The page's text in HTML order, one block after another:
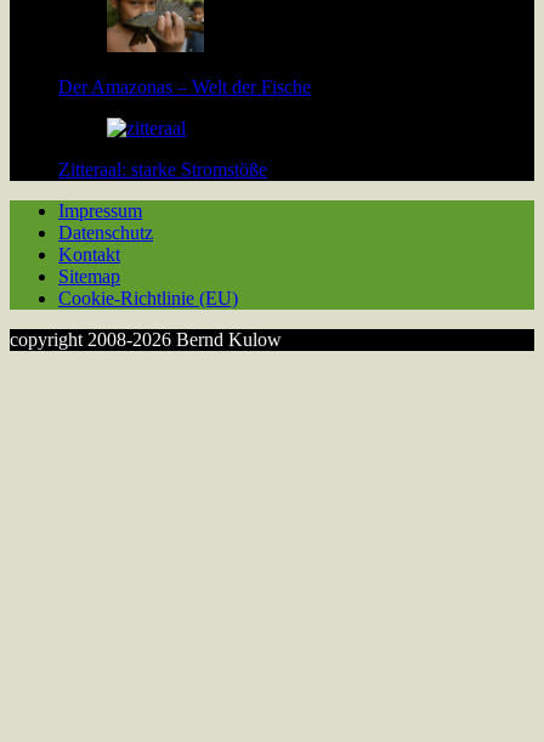
Der Amazonas – Welt der Fische
Zitteraal: starke Stromstöße
Impressum
Datenschutz
Kontakt
Sitemap
Cookie-Richtlinie (EU)
copyright 2008-2026 Bernd Kulow